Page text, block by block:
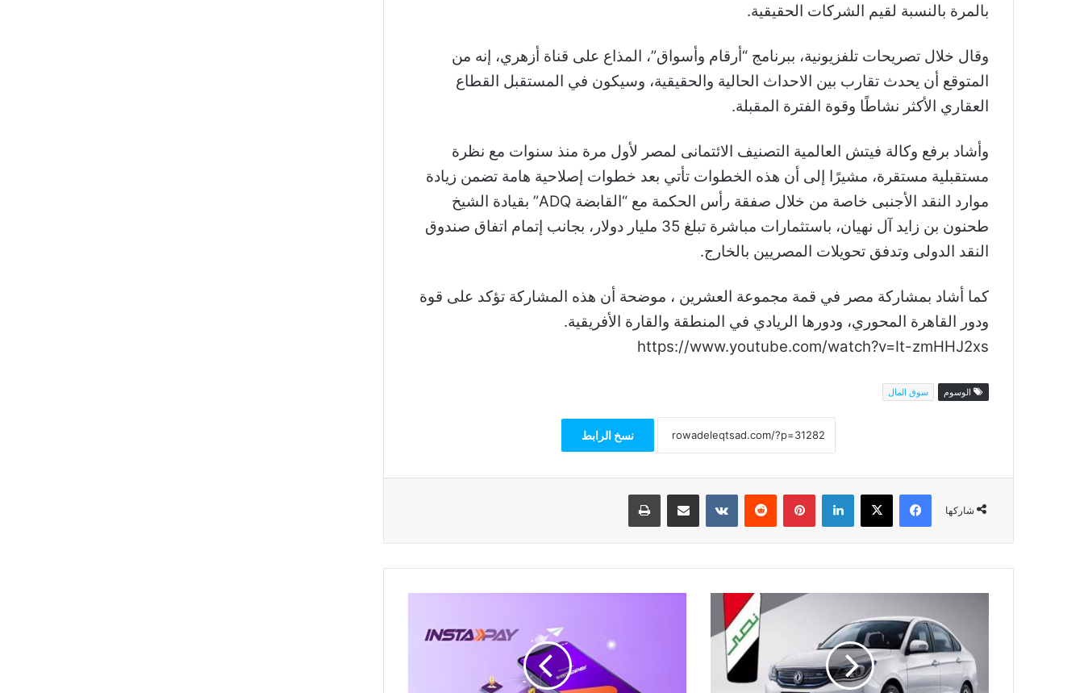
بالمرة بالنسبة لقيم الشركات الحقيقية.
وقال خلال تصريحات تلفزيونية، ببرنامج “أرقام وأسواق”، المذاع على قناة أزهري، إنه من
المتوقع أن يحدث تقارب بين الاحداث الحالية والحقيقية، وسيكون في المستقبل القطاع
العقاري الأكثر نشاطًا وقوة الفترة المقبلة.
وأشاد برفع وكالة فيتش العالمية التصنيف الائتمانى لمصر لأول مرة منذ سنوات مع نظرة
مستقبلية مستقرة، مشيرًا إلى أن هذه الخطوات تأتي بعد خطوات إصلاحية هامة تضمن زيادة
موارد النقد الأجنبى خاصة من خلال صفقة رأس الحكمة مع “القابضة ADQ” بقيادة الشيخ
طحنون بن زايد آل نهيان، باستثمارات مباشرة تبلغ 35 مليار دولار، بجانب إتمام اتفاق صندوق
النقد الدولى وتدفق تحويلات المصريين بالخارج.
كما أشاد بمشاركة مصر في قمة مجموعة العشرين ، موضحة أن هذه المشاركة تؤكد على قوة
ودور القاهرة المحوري، ودورها الريادي في المنطقة والقارة الأفريقية.
https://www.youtube.com/watch?v=It-zmHHJ2xs
الوسوم سوق المال
نسخ الرابط
شاركها
فيسبوك‫X لينكدإن بينتيريست مشاركة عبر البريد طباعة
دقائق..
النصر
للسيارات